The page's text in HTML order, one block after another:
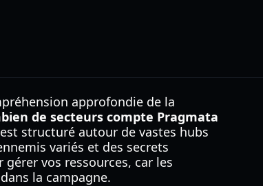
approfondie de la
de secteurs compte Pragmata
structuré autour de vastes hubs
variés et des secrets
vos ressources, car les
la campagne.